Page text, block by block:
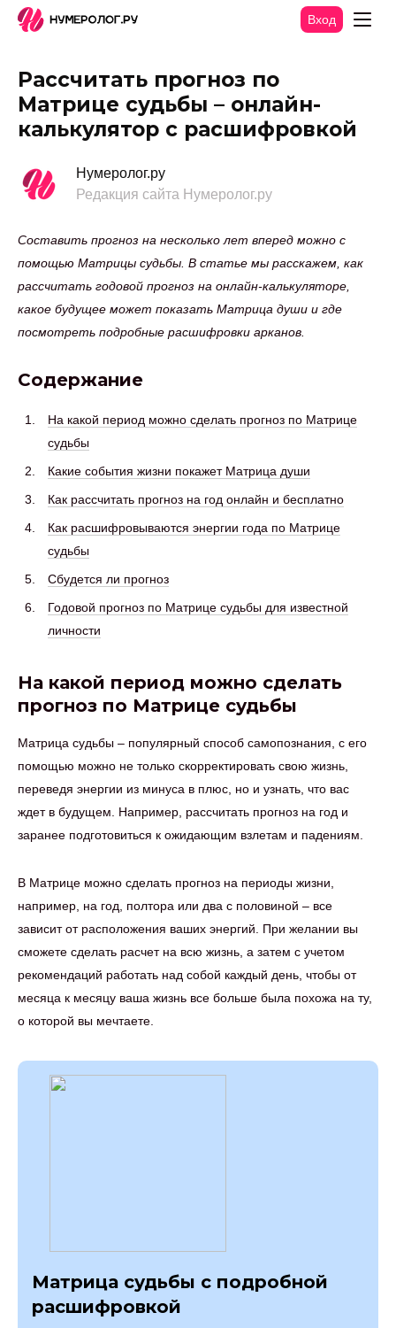
Вход
Рассчитать прогноз по
Матрице судьбы – онлайн-
калькулятор с расшифровкой
Нумеролог.ру
Редакция сайта Нумеролог.ру
Составить прогноз на несколько лет вперед можно с
помощью Матрицы судьбы. В статье мы расскажем, как
рассчитать годовой прогноз на онлайн-калькуляторе,
какое будущее может показать Матрица души и где
посмотреть подробные расшифровки арканов.
Содержание
На какой период можно сделать прогноз по Матрице
судьбы
Какие события жизни покажет Матрица души
Как рассчитать прогноз на год онлайн и бесплатно
Как расшифровываются энергии года по Матрице
судьбы
Сбудется ли прогноз
Годовой прогноз по Матрице судьбы для известной
личности
На какой период можно сделать
прогноз по Матрице судьбы
Матрица судьбы – популярный способ самопознания, с его
помощью можно не только скорректировать свою жизнь,
переведя энергии из минуса в плюс, но и узнать, что вас
ждет в будущем. Например, рассчитать прогноз на год и
заранее подготовиться к ожидающим взлетам и падениям.
В Матрице можно сделать прогноз на периоды жизни,
например, на год, полтора или два с половиной – все
зависит от расположения ваших энергий. При желании вы
сможете сделать расчет на всю жизнь, а затем с учетом
рекомендаций работать над собой каждый день, чтобы от
месяца к месяцу ваша жизнь все больше была похожа на ту,
о которой вы мечтаете.
Матрица судьбы с подробной
расшифровкой